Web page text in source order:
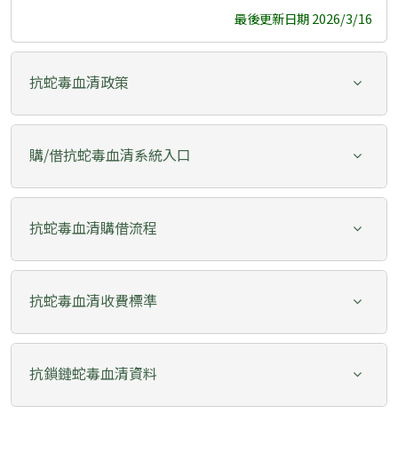
最後更新日期 2026/3/16
抗蛇毒血清政策
購/借抗蛇毒血清系統入口
抗蛇毒血清購借流程
抗蛇毒血清收費標準
抗鎖鏈蛇毒血清資料